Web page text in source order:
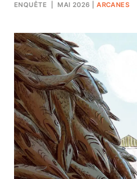
ENQUÊTE | MAI 2026 |ARCANES